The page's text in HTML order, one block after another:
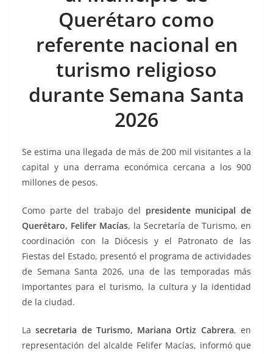
k
p k
Querétaro como
referente nacional en
turismo religioso
durante Semana Santa
2026
Se estima una llegada de más de 200 mil visitantes a la
capital y una derrama económica cercana a los 900
millones de pesos.
Como parte del trabajo del presidente municipal de
Querétaro, Felifer Macías, la Secretaría de Turismo, en
coordinación con la Diócesis y el Patronato de las
Fiestas del Estado, presentó el programa de actividades
de Semana Santa 2026, una de las temporadas más
importantes para el turismo, la cultura y la identidad
de la ciudad.
Lasecretaria de Turismo, Mariana Ortiz Cabrera, en
representación del alcalde Felifer Macías, informó que